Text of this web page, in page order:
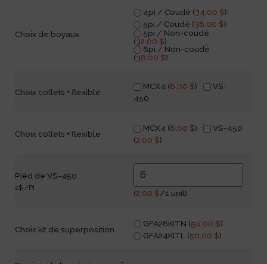
Choix de boyaux
4pi / Coudé (34,00 $)
5pi / Coudé (38,00 $)
5pi / Non-coudé
(32,00 $)
6pi / Non-coudé
(38,00 $)
Choix collets + flexible
MCX4 (8,00 $)
VS-
450
Choix collets + flexible
MCX4 (8,00 $)
VS-450
(2,00 $)
Pied de VS-450
2$ /PI
(2,00 $/1 unit)
Choix kit de superposition
GFA28KITN (50,00 $)
GFA24KITL (50,00 $)